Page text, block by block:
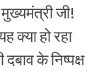
जी!
हो रहा
के निष्पक्ष